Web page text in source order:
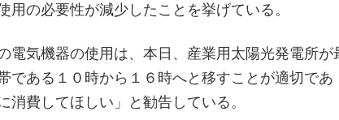
用の必要性が減少したことを挙げている。
電気機器の使用は、本日、産業用太陽光発電所が
である１０時から１６時へと移すことが適切であ
消費してほしい」と勧告している。